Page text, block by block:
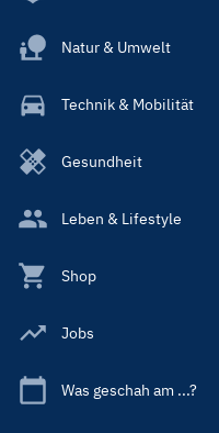
Natur & Umwelt
Technik & Mobilität
Gesundheit
Leben & Lifestyle
Shop
Jobs
Was geschah am ...?